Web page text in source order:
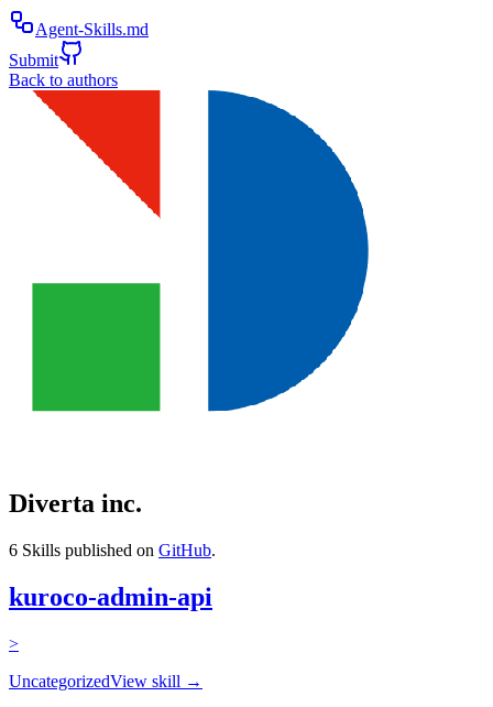
Agent-Skills.md
Submit
Back to authors
Diverta inc.
6 Skills published on GitHub.
kuroco-admin-api
>
UncategorizedView skill →